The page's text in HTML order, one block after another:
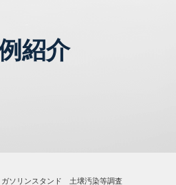
紹介
ガソリンスタンド 土壌汚染等調査